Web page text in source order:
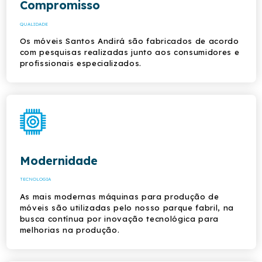
Compromisso
QUALIDADE
Os móveis Santos Andirá são fabricados de acordo
com pesquisas realizadas junto aos consumidores e
profissionais especializados.
Modernidade
TECNOLOGIA
As mais modernas máquinas para produção de
móveis são utilizadas pelo nosso parque fabril, na
busca contínua por inovação tecnológica para
melhorias na produção.